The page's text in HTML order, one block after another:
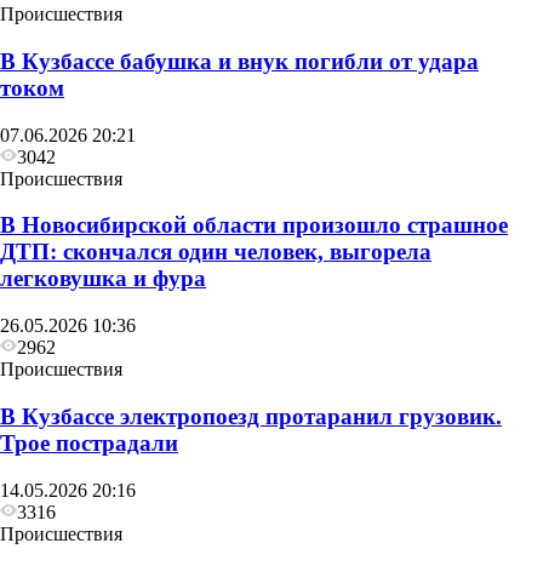
Происшествия
В Кузбассе бабушка и внук погибли от удара
током
07.06.2026 20:21
3042
Происшествия
В Новосибирской области произошло страшное
ДТП: скончался один человек, выгорела
легковушка и фура
26.05.2026 10:36
2962
Происшествия
В Кузбассе электропоезд протаранил грузовик.
Трое пострадали
14.05.2026 20:16
3316
Происшествия